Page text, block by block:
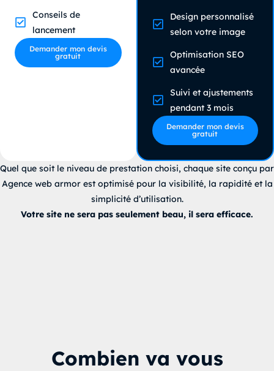
Conseils de
lancement
Demander mon devis
gratuit
Design personnalisé
selon votre image
Optimisation SEO
avancée
Suivi et ajustements
pendant 3 mois
Demander mon devis
gratuit
Quel que soit le niveau de prestation choisi, chaque site conçu par
Agence web armor est optimisé pour la visibilité, la rapidité et la
simplicité d’utilisation.
Votre site ne sera pas seulement beau, il sera efficace.
Combien va vous